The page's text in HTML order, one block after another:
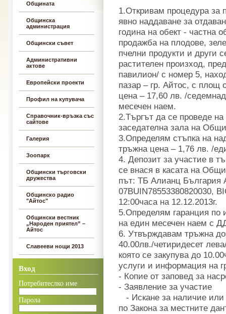
Общината
Общинска
администрация
Общински съвет
Административни
актове
Европейски проекти
Профил на купувача
Справочник-връзка със
сайтове
Галерия
Зоопарк
Общински търговски
дружества
Общинско радио
"Айтос"
Общински вестник
„Народен приятел” –
Айтос
Славееви нощи 2013
Вход
Потребитеслко име
Парола
1.Откривам процедура за
явно наддаване за
година на обект - частна
продажба на плодове,
пчелни продукти и други
растителен произход,
павилион/ с номер 5,
пазар – гр. Айтос, с площ
цена – 17,60 лв. /
месечен наем.
2.Търгът да се проведе
заседателна зала на
3.Определям стъпка на
тръжна цена – 1,76 лв. /
4. Депозит за участие в
се внася в касата на
път: ТБ Алианц България
07BUIN78553380820030,
12:00часа на 12.12.2013г.
5.Определям гаранция по
на един месечен наем с
6. Утвърждавам тръжна
40.00лв./четиридесет
която се закупува до
услуги и информация на
- Копие от заповед за
- Заявление за участие
- Искане за наличие
по Закона за местните